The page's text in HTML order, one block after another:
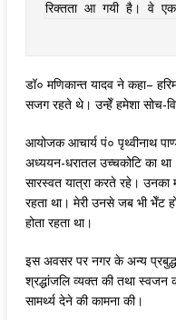
रिक्तता आ गयी है। वे
डॉ० मणिकान्त यादव ने कहा–
सजग रहते थे। उन्हेँ हमेशा सोच-
आयोजक आचार्य पं० पृथ्वीनाथ
अध्ययन-धरातल उच्चकोटि का
सारस्वत यात्रा करते रहे। उनका
रहता था। मेरी उनसे जब भी भेँट
होता रहता था।
इस अवसर पर नगर के अन्य
श्रद्धांजलि व्यक्त की तथा
सामर्थ्य देने की कामना की।